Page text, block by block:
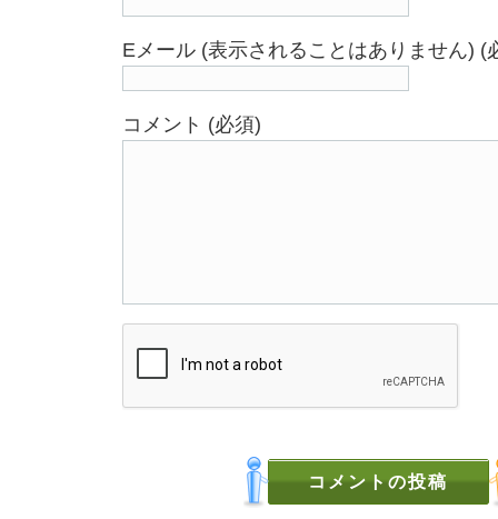
Eメール (表示されることはありません) (
コメント (必須)